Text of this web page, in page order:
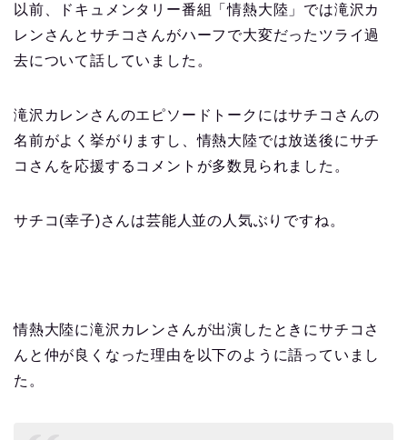
以前、ドキュメンタリー番組「情熱大陸」では滝沢カ
レンさんとサチコさんがハーフで大変だったツライ過
去について話していました。
滝沢カレンさんのエピソードトークにはサチコさんの
名前がよく挙がりますし、情熱大陸では放送後にサチ
コさんを応援するコメントが多数見られました。
サチコ(幸子)さんは芸能人並の人気ぶりですね。
情熱大陸に滝沢カレンさんが出演したときにサチコさ
んと仲が良くなった理由を以下のように語っていまし
た。